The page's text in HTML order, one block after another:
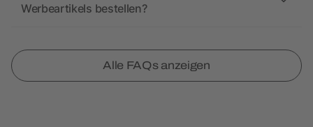
Werbeartikels bestellen?
Alle FAQs anzeigen